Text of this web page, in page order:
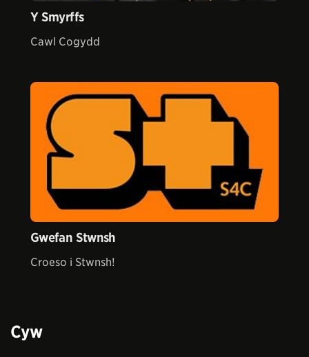
Y Smyrffs
Cawl Cogydd
Gwefan Stwnsh
Croeso i Stwnsh!
Cyw